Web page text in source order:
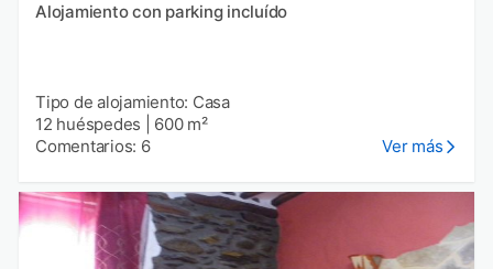
Alojamiento con parking incluído
Tipo de alojamiento: Casa
12 huéspedes
600 m²
Comentarios: 6
Ver más